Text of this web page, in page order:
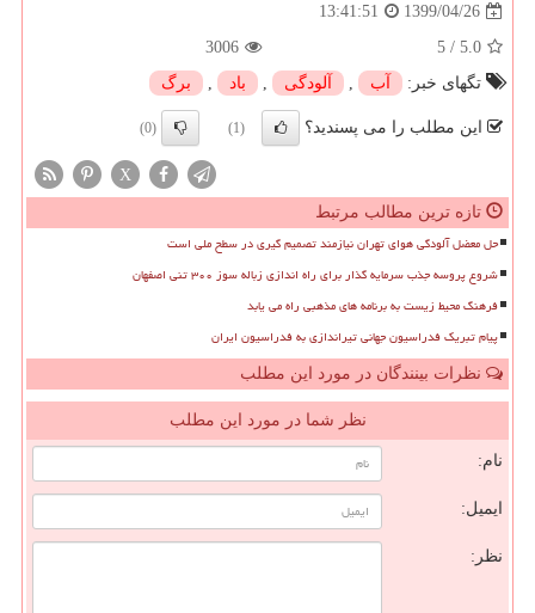
1399/04/26
13:41:51
5.0
/
5
3006
تگهای خبر:
آب , آلودگی , باد , برگ
این مطلب را می پسندید؟ (1)
(0)
X
تازه ترین مطالب مرتبط
حل معضل آلودگی هوای تهران نیازمند تصمیم گیری در سطح ملی است
شروع پروسه جذب سرمایه گذار برای راه اندازی زباله سوز ۳۰۰ تنی اصفهان
فرهنگ محیط زیست به برنامه های مذهبی راه می یابد
پیام تبریک فدراسیون جهانی تیراندازی به فدراسیون ایران
نظرات بینندگان در مورد این مطلب
نظر شما در مورد این مطلب
نام:
ایمیل:
نظر: